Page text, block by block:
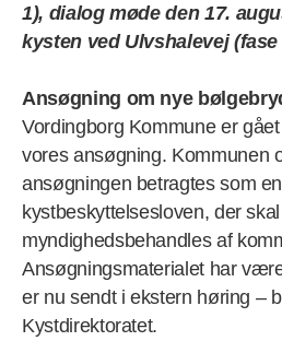
1), dialog møde den 17.
kysten ved Ulvshalevej (fase
Ansøgning om nye
Vordingborg Kommune er
vores ansøgning. Kommunen
ansøgningen betragtes som
kystbeskyttelsesloven, der skal
myndighedsbehandles af
Ansøgningsmaterialet har
er nu sendt i ekstern høring –
Kystdirektoratet.